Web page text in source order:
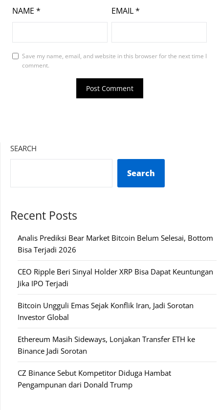
NAME * EMAIL*
Save my name, email, and website in this browser for the next time I
comment.
SEARCH
Search
Recent Posts
Analis Prediksi Bear Market Bitcoin Belum Selesai, Bottom
Bisa Terjadi 2026
CEO Ripple Beri Sinyal Holder XRP Bisa Dapat Keuntungan
Jika IPO Terjadi
Bitcoin Ungguli Emas Sejak Konflik Iran, Jadi Sorotan
Investor Global
Ethereum Masih Sideways, Lonjakan Transfer ETH ke
Binance Jadi Sorotan
CZ Binance Sebut Kompetitor Diduga Hambat
Pengampunan dari Donald Trump